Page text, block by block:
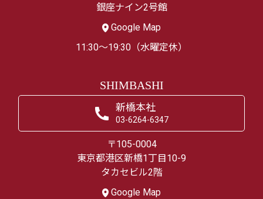
銀座ナイン2号館
Google Map
11:30～19:30（水曜定休）
SHIMBASHI
新橋本社
03-6264-6347
〒105-0004
東京都港区新橋1丁目10-9
タカセビル2階
Google Map